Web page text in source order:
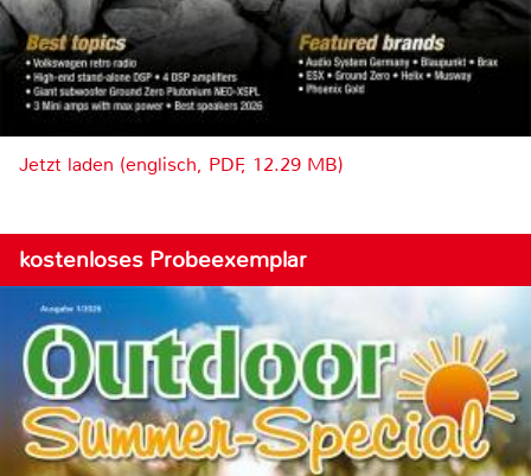
Jetzt laden (englisch, PDF, 12.29 MB)
kostenloses Probeexemplar